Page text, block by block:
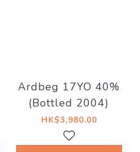
Ardbeg 17YO 40%
(Bottled 2004)
HK$3,980.00